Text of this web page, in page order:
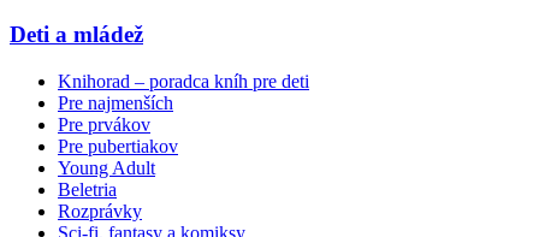
Deti a mládež
Knihorad – poradca kníh pre deti
Pre najmenších
Pre prvákov
Pre pubertiakov
Young Adult
Beletria
Rozprávky
Sci-fi, fantasy a komiksy